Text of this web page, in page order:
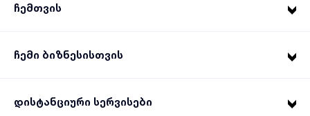
ჩემთვის
ჩემი ბიზნესისთვის
დისტანციური სერვისები